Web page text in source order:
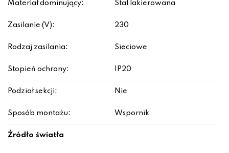
Materiał dominujący: Stal lakierowana
Zasilanie (V): 230
Rodzaj zasilania: Sieciowe
Stopień ochrony: IP20
Podział sekcji: Nie
Sposób montażu: Wspornik
Źródło światła